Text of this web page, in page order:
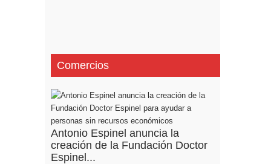
Comercios
Antonio Espinel anuncia la
creación de la Fundación Doctor
Espinel...